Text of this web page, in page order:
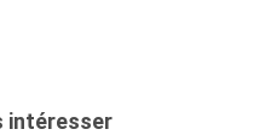
intéresser